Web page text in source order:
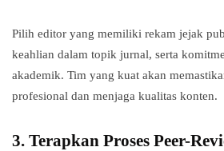
Pilih editor yang memiliki rekam jejak
keahlian dalam topik jurnal, serta
akademik. Tim yang kuat akan
profesional dan menjaga kualitas konten.
3. Terapkan Proses Peer-